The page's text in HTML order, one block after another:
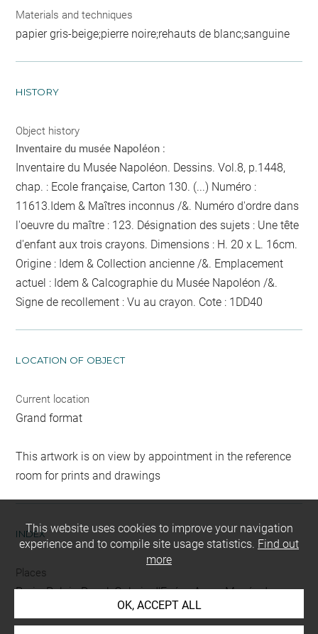
Materials and techniques
papier gris-beige;pierre noire;rehauts de blanc;sanguine
HISTORY
Object history
Inventaire du musée Napoléon :
Inventaire du Musée Napoléon. Dessins. Vol.8, p.1448,
chap. : Ecole française, Carton 130. (...) Numéro :
11613.Idem & Maîtres inconnus /&. Numéro d'ordre dans
l'oeuvre du maître : 123. Désignation des sujets : Une tête
d'enfant aux trois crayons. Dimensions : H. 20 x L. 16cm.
Origine : Idem & Collection ancienne /&. Emplacement
actuel : Idem & Calcographie du Musée Napoléon /&.
Signe de recollement :Vu au crayon. Cote : 1DD40
LOCATION OF OBJECT
Current location
Grand format
This artwork is on view by appointment in the reference
room for prints and drawings
INDEX
Places
Paris, Palais-Royal, Galerie d'Enée-Arras, Musée des
Beaux-Arts, oeuvre en rapport- Paris, Palais-Royal,
Galerie d'Enée, oeuvre en rapport
This website uses cookies to improve your navigation
experience and to compile site usage statistics. Find out
more
OK, ACCEPT ALL